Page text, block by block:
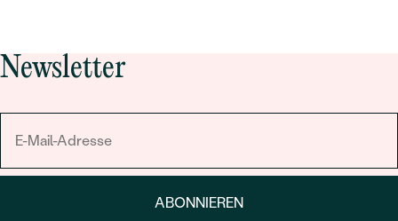
Newsletter
ABONNIEREN